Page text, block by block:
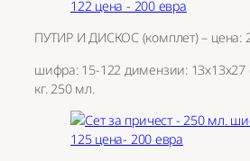
ПУТИР И ДИСКОС (комплет) – цена:
шифра: 15-122 димензии: 13х13х27
кг. 250 мл.